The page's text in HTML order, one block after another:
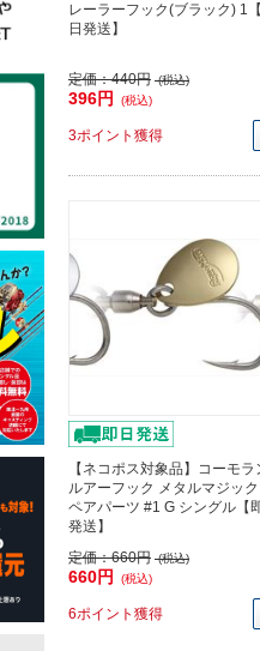
レーラーフック(ブラック) 1
日発送】
定価：440円 (税込)
396円 (税込)
3ポイント獲得
【ネコポス対象品】コーモラ
ルアーフック メタルマジッ
ペアパーツ #1 G シングル【
発送】
定価：660円 (税込)
660円 (税込)
6ポイント獲得